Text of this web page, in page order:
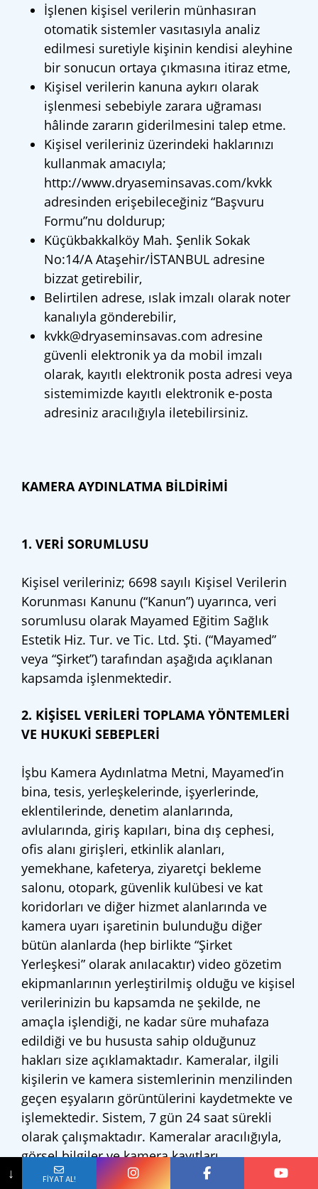
İşlenen kişisel verilerin münhasıran
otomatik sistemler vasıtasıyla analiz
edilmesi suretiyle kişinin kendisi aleyhine
bir sonucun ortaya çıkmasına itiraz etme,
Kişisel verilerin kanuna aykırı olarak
işlenmesi sebebiyle zarara uğraması
hâlinde zararın giderilmesini talep etme.
Kişisel verileriniz üzerindeki haklarınızı
kullanmak amacıyla;
http://www.dryaseminsavas.com/kvkk
adresinden erişebileceğiniz “Başvuru
Formu”nu doldurup;
Küçükbakkalköy Mah. Şenlik Sokak
No:14/A Ataşehir/İSTANBUL adresine
bizzat getirebilir,
Belirtilen adrese, ıslak imzalı olarak noter
kanalıyla gönderebilir,
kvkk@dryaseminsavas.com adresine
güvenli elektronik ya da mobil imzalı
olarak, kayıtlı elektronik posta adresi veya
sistemimizde kayıtlı elektronik e-posta
adresiniz aracılığıyla iletebilirsiniz.
KAMERA AYDINLATMA BİLDİRİMİ
1. VERİ SORUMLUSU
Kişisel verileriniz; 6698 sayılı Kişisel Verilerin
Korunması Kanunu (“Kanun”) uyarınca, veri
sorumlusu olarak Mayamed Eğitim Sağlık
Estetik Hiz. Tur. ve Tic. Ltd. Şti. (“Mayamed”
veya “Şirket”) tarafından aşağıda açıklanan
kapsamda işlenmektedir.
2. KİŞİSEL VERİLERİ TOPLAMA YÖNTEMLERİ
VE HUKUKİ SEBEPLERİ
İşbu Kamera Aydınlatma Metni, Mayamed’in
bina, tesis, yerleşkelerinde, işyerlerinde,
eklentilerinde, denetim alanlarında,
avlularında, giriş kapıları, bina dış cephesi,
ofis alanı girişleri, etkinlik alanları,
yemekhane, kafeterya, ziyaretçi bekleme
salonu, otopark, güvenlik kulübesi ve kat
koridorları ve diğer hizmet alanlarında ve
kamera uyarı işaretinin bulunduğu diğer
bütün alanlarda (hep birlikte “Şirket
Yerleşkesi” olarak anılacaktır) video gözetim
ekipmanlarının yerleştirilmiş olduğu ve kişisel
verilerinizin bu kapsamda ne şekilde, ne
amaçla işlendiği, ne kadar süre muhafaza
edildiği ve bu hususta sahip olduğunuz
hakları size açıklamaktadır. Kameralar, ilgili
kişilerin ve kamera sistemlerinin menzilinden
geçen eşyaların görüntülerini kaydetmekte ve
işlemektedir. Sistem, 7 gün 24 saat sürekli
olarak çalışmaktadır. Kameralar aracılığıyla,
görsel bilgiler ve kamera kayıtları
işlenmektedir.
↓ FİYAT AL!